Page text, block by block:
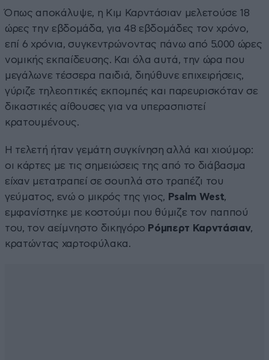
Όπως αποκάλυψε, η Κιμ Καρντάσιαν μελετούσε 18
ώρες την εβδομάδα, για 48 εβδομάδες τον χρόνο,
επί 6 χρόνια, συγκεντρώνοντας πάνω από 5.000 ώρες
νομικής εκπαίδευσης. Και όλα αυτά, την ώρα που
μεγάλωνε τέσσερα παιδιά, διηύθυνε επιχειρήσεις,
γύριζε τηλεοπτικές εκπομπές και παρευρισκόταν σε
δικαστικές αίθουσες για να υπερασπιστεί
κρατουμένους.
Η τελετή ήταν γεμάτη συγκίνηση αλλά και χιούμορ:
οι κάρτες με τις σημειώσεις της από το διάβασμα
είχαν μετατραπεί σε σουπλά στο τραπέζι του
γεύματος, ενώ ο μικρός της γιος, Psalm West,
εμφανίστηκε με κοστούμι που θύμιζε τον παππού
του, τον αείμνηστο δικηγόρο Ρόμπερτ Καρντάσιαν,
κρατώντας χαρτοφύλακα.